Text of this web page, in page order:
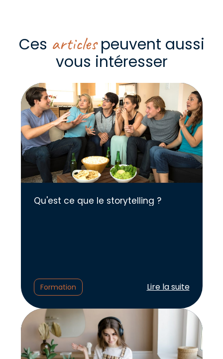
Ces articlespeuvent aussi
vous intéresser
Qu'est ce que le storytelling ?
Formation Lire l'article :
Lire la suite